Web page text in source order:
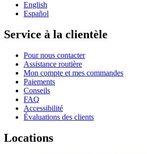
English
Español
Service à la clientèle
Pour nous contacter
Assistance routière
Mon compte et mes commandes
Paiements
Conseils
FAQ
Accessibilité
Évaluations des clients
Locations